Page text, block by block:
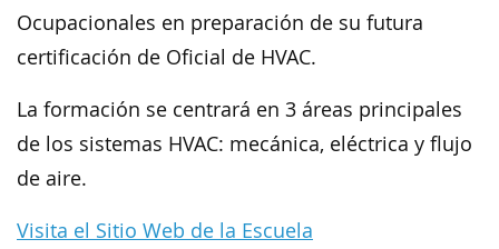
Ocupacionales en preparación de su futura
certificación de Oficial de HVAC.
La formación se centrará en 3 áreas principales
de los sistemas HVAC: mecánica, eléctrica y flujo
de aire.
Visita el Sitio Web de la Escuela